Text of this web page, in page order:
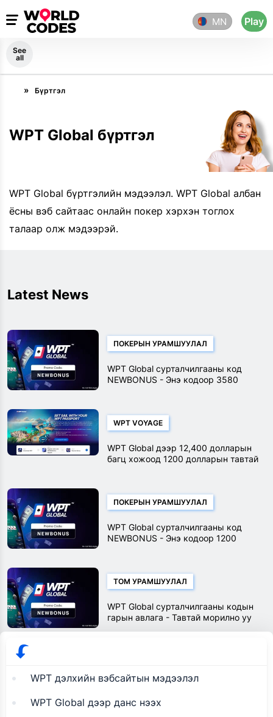
MN Play
See
all
Бүртгэл
WPT Global бүртгэл
WPT Global бүртгэлийн мэдээлэл. WPT Global албан
ёсны вэб сайтаас онлайн покер хэрхэн тоглох
талаар олж мэдээрэй.
Latest News
ПОКЕРЫН УРАМШУУЛАЛ
WPT Global сурталчилгааны код
NEWBONUS - Энэ кодоор 3580
WPT VOYAGE
WPT Global дээр 12,400 долларын
багц хожоод 1200 долларын тавтай
ПОКЕРЫН УРАМШУУЛАЛ
WPT Global сурталчилгааны код
NEWBONUS - Энэ кодоор 1200
ТОМ УРАМШУУЛАЛ
WPT Global сурталчилгааны кодын
гарын авлага - Тавтай морилно уу
WPT дэлхийн вэбсайтын мэдээлэл
WPT Global дээр данс нээх